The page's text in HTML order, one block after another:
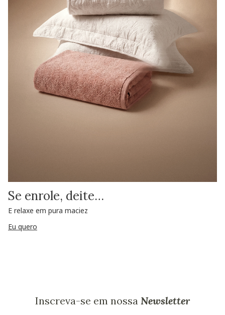
Se enrole, deite…
E relaxe em pura maciez
Eu quero
Inscreva-se em nossa Newsletter